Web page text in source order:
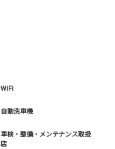
WiFi
自動洗車機
車検・整備・メンテナンス取扱
店